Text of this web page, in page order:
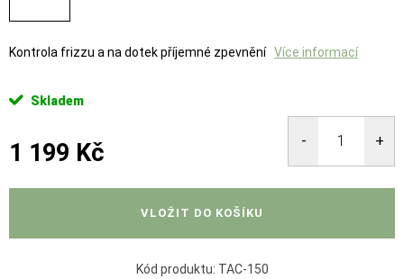
Kontrola frizzu a na dotek příjemné zpevnění Více informací
Skladem
1 199 Kč
VLOŽIT DO KOŠÍKU
Kód produktu: TAC-150